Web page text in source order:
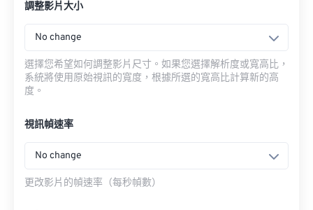
調整影片大小
No change
選擇您希望如何調整影片尺寸。如果您選擇解析度或寬高比，
系統將使用原始視訊的寬度，根據所選的寬高比計算新的高
度。
視訊幀速率
No change
更改影片的幀速率（每秒幀數）